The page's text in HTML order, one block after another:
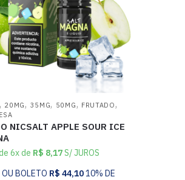
, 20MG, 35MG, 50MG, FRUTADO,
NICSALT APPLE SOUR ICE
6x de R$ 8,17S/ JUROS
BOLETO R$ 44,1010% DE